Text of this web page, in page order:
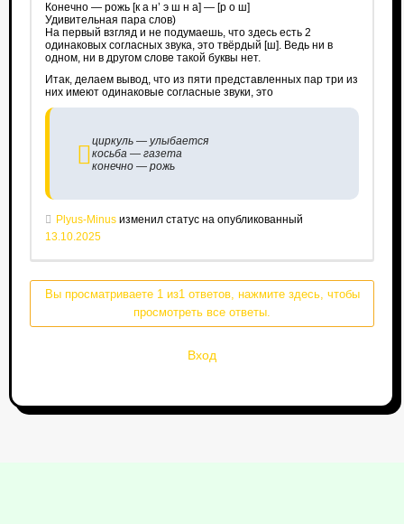
Конечно — рожь [к а н’ э ш н а] — [р о ш]
Удивительная пара слов)
На первый взгляд и не подумаешь, что здесь есть 2
одинаковых согласных звука, это твёрдый [ш]. Ведь ни в
одном, ни в другом слове такой буквы нет.
Итак, делаем вывод, что из пяти представленных пар три из
них имеют одинаковые согласные звуки, это
циркуль — улыбается
косьба — газета
конечно — рожь
Plyus-Minusизменил статус на опубликованный
13.10.2025
Вы просматриваете 1 из1 ответов, нажмите здесь, чтобы
просмотреть все ответы.
Вход